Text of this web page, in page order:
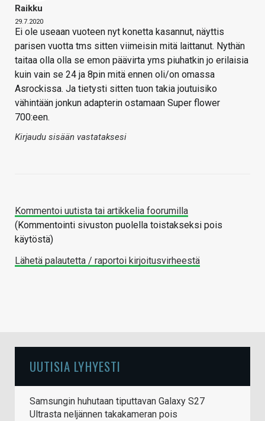
Raikku
29.7.2020
Ei ole useaan vuoteen nyt konetta kasannut, näyttis
parisen vuotta tms sitten viimeisin mitä laittanut. Nythän
taitaa olla olla se emon päävirta yms piuhatkin jo erilaisia
kuin vain se 24 ja 8pin mitä ennen oli/on omassa
Asrockissa. Ja tietysti sitten tuon takia joutuisiko
vähintään jonkun adapterin ostamaan Super flower
700:een.
Kirjaudu sisään vastataksesi
Kommentoi uutista tai artikkelia foorumilla
(Kommentointi sivuston puolella toistakseksi pois
käytöstä)
Lähetä palautetta / raportoi kirjoitusvirheestä
UUTISIA LYHYESTI
Samsungin huhutaan tiputtavan Galaxy S27
Ultrasta neljännen takakameran pois